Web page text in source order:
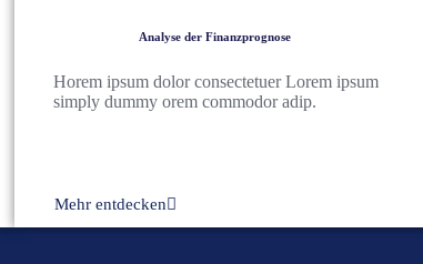
Analyse der Finanzprognose
Horem ipsum dolor consectetuer Lorem ipsum
simply dummy orem commodor adip.
Mehr entdecken